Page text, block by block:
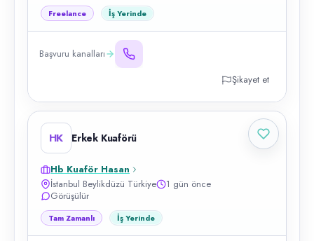
Freelance İş Yerinde
Başvuru kanalları
Şikayet et
HK Erkek Kuaförü
Hb Kuaför Hasan
İstanbul Beylikdüzü Türkiye
1 gün önce
Görüşülür
Tam Zamanlı İş Yerinde